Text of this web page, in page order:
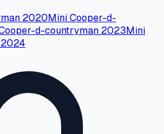
2020MiniCooper-d-
d-countryman 2023Mini
2024